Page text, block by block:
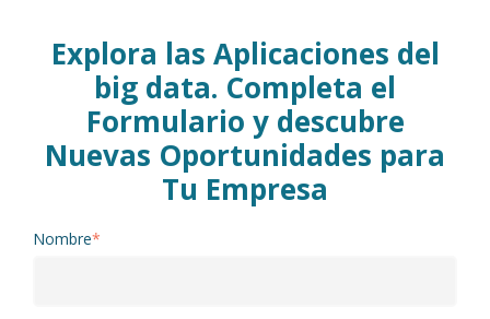
Explora las Aplicaciones del
big data. Completa el
Formulario y descubre
Nuevas Oportunidades para
Tu Empresa
Nombre*